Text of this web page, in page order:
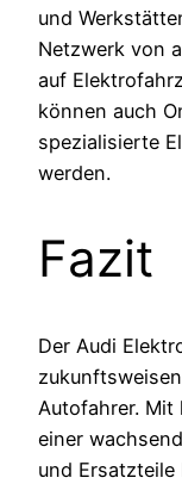
und
Netzwerk von
auf
können auch
spezialisierte
werden.
Fazit
Der Audi
Autofahrer. Mit
einer
und